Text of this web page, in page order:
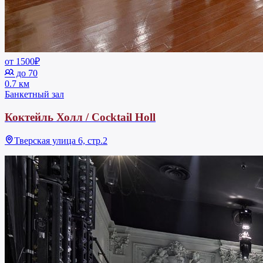
от 1500₽
до 70
0.7 км
Банкетный зал
Коктейль Холл / Cocktail Holl
Тверская улица 6, стр.2